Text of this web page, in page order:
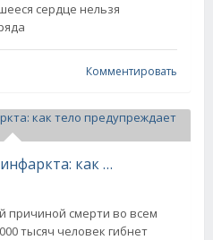
сердце нельзя
Комментировать
5 признаков скорого инфаркта: как тело предупреждает об угрозе смерти
причиной смерти во всем
тысяч человек гибнет